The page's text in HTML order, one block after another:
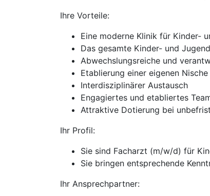
Ihre Vorteile:
Eine moderne Klinik für Kinder-
Das gesamte Kinder- und
Abwechslungsreiche und
Etablierung einer eigenen Nische
Interdisziplinärer Austausch
Engagiertes und etabliertes
Attraktive Dotierung bei
Ihr Profil:
Sie sind Facharzt (m/w/d) für
Sie bringen entsprechende
Ihr Ansprechpartner: